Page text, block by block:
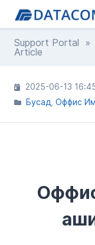
Support Portal »
Article
2025-06-13
Бусад Оффис